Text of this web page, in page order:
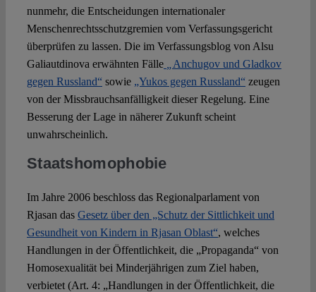
nunmehr, die Entscheidungen internationaler
Menschenrechtsschutzgremien vom Verfassungsgericht
überprüfen zu lassen. Die im Verfassungsblog von Alsu
Galiautdinova erwähnten Fälle
Anchugov und Gladkov
gegen Russland“sowie „Yukos gegen Russland“zeugen
von der Missbrauchsanfälligkeit dieser Regelung. Eine
Besserung der Lage in näherer Zukunft scheint
unwahrscheinlich.
Staatshomophobie
Im Jahre 2006 beschloss das Regionalparlament von
Rjasan das Gesetz über den „Schutz der Sittlichkeit und
Gesundheit von Kindern in Rjasan Oblast“, welches
Handlungen in der Öffentlichkeit, die „Propaganda“ von
Homosexualität bei Minderjährigen zum Ziel haben,
verbietet (Art. 4: „Handlungen in der Öffentlichkeit, die